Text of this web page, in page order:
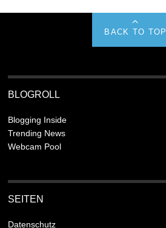
BACK TO TOP
BLOGROLL
Blogging Inside
Trending News
Webcam Pool
SEITEN
Datenschutz